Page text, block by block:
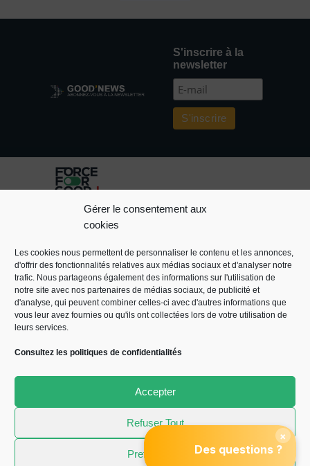
Gérer le consentement aux
cookies
Les cookies nous permettent de personnaliser le contenu et les annonces,
d'offrir des fonctionnalités relatives aux médias sociaux et d'analyser notre
trafic. Nous partageons également des informations sur l'utilisation de
notre site avec nos partenaires de médias sociaux, de publicité et
d'analyse, qui peuvent combiner celles-ci avec d'autres informations que
vous leur avez fournies ou qu'ils ont collectées lors de votre utilisation de
leurs services.
Consultez les politiques de confidentialités
Accepter
Refuser Tout
Preferences
S'inscrire à la
newsletter
Téléphone : +33 (0)1 47
E-mail :
contact@forceforgood.eu
Adresse : 38 Rue Mozart,
92110 Clichy
GOOD
PROJECT
NEWSROOM
PODCASTS
Force For Good © 2026